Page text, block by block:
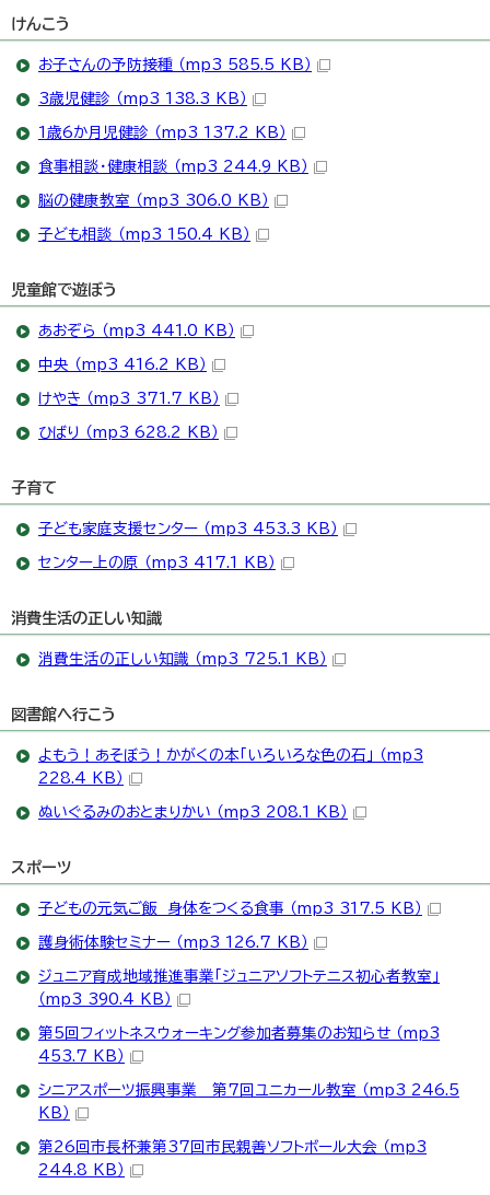
けんこう
お子さんの予防接種 （mp3 585.5 KB）
3歳児健診 （mp3 138.3 KB）
1歳6か月児健診 （mp3 137.2 KB）
食事相談・健康相談 （mp3 244.9 KB）
脳の健康教室 （mp3 306.0 KB）
子ども相談 （mp3 150.4 KB）
児童館で遊ぼう
あおぞら （mp3 441.0 KB）
中央 （mp3 416.2 KB）
けやき （mp3 371.7 KB）
ひばり （mp3 628.2 KB）
子育て
子ども家庭支援センター （mp3 453.3 KB）
センター上の原 （mp3 417.1 KB）
消費生活の正しい知識
消費生活の正しい知識 （mp3 725.1 KB）
図書館へ行こう
よもう！あそぼう！かがくの本「いろいろな色の石」 （mp3
228.4 KB）
ぬいぐるみのおとまりかい （mp3 208.1 KB）
スポーツ
子どもの元気ご飯 身体をつくる食事 （mp3 317.5 KB）
護身術体験セミナー （mp3 126.7 KB）
ジュニア育成地域推進事業「ジュニアソフトテニス初心者教室」
（mp3 390.4 KB）
第5回フィットネスウォーキング参加者募集のお知らせ （mp3
453.7 KB）
シニアスポーツ振興事業 第7回ユニカール教室 （mp3 246.5
KB）
第26回市長杯兼第37回市民親善ソフトボール大会 （mp3
244.8 KB）